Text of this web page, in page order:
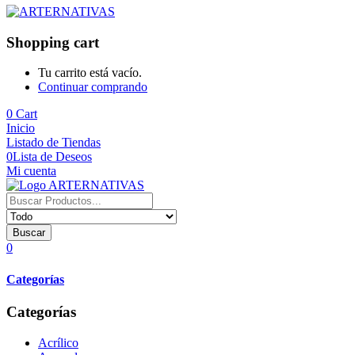
Shopping cart
Tu carrito está vacío.
Continuar comprando
0 Cart
Inicio
Listado de Tiendas
0Lista de Deseos
Mi cuenta
Buscar
0
Categorías
Categorías
Acrílico